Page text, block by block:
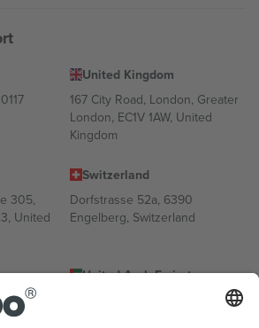
United Kingdom
167 City Road, London, Greater
London, EC1V 1AW, United
Kingdom
305,
United
Switzerland
Dorfstrasse 52a, 6390
Engelberg, Switzerland
United Arab Emirates
UAE Dubai Silicon Oasis, DDP